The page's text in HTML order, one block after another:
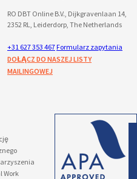
RO DBT Online B.V., Dijkgravenlaan 14,
2352 RL, Leiderdorp, The Netherlands
+31 627 353 467 Formularz zapytania
DOŁĄCZ DO NASZEJ LISTY
MAILINGOWEJ
Work